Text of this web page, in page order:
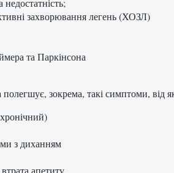
недостатність;
захворювання легень (ХОЗЛ)
та Паркінсона
зокрема, такі симптоми, від
з диханням
апетиту